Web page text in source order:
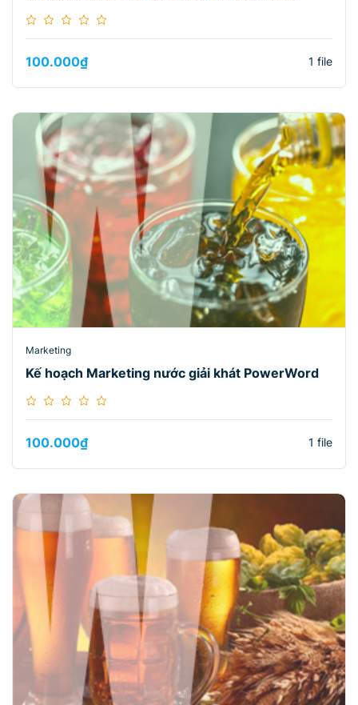
100.000₫ 1 file
Marketing
Kế hoạch Marketing nước giải khát PowerWord
100.000₫ 1 file